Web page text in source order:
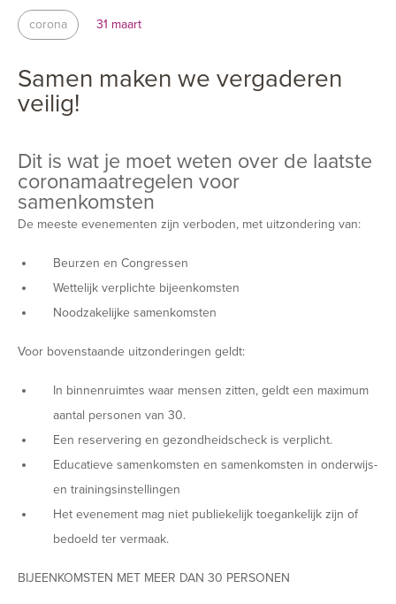
corona 31 maart
Samen maken we vergaderen
veilig!
Dit is wat je moet weten over de laatste
coronamaatregelen voor
samenkomsten
De meeste evenementen zijn verboden, met uitzondering van:
Beurzen en Congressen
Wettelijk verplichte bijeenkomsten
Noodzakelijke samenkomsten
Voor bovenstaande uitzonderingen geldt:
In binnenruimtes waar mensen zitten, geldt een maximum
aantal personen van 30.
Een reservering en gezondheidscheck is verplicht.
Educatieve samenkomsten en samenkomsten in onderwijs-
en trainingsinstellingen
Het evenement mag niet publiekelijk toegankelijk zijn of
bedoeld ter vermaak.
BIJEENKOMSTEN MET MEER DAN 30 PERSONEN